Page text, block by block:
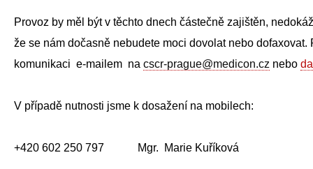
Provoz by měl být v těchto dnech částečně zajištěn,
že se nám dočasně nebudete moci dovolat nebo dofaxovat.
komunikaci e-mailem na cscr-prague@medicon.cz nebo
V případě nutnosti jsme k dosažení na mobilech:
+420 602 250 797 Mgr. Marie Kuříková